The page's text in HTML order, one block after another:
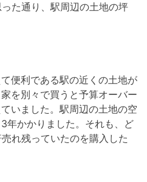
た通り、駅周辺の土地の坪
便利である駅の近くの土地が
を別々で買うと予算オーバー
いました。駅周辺の土地の空
年かかりました。それも、ど
れ残っていたのを購入した